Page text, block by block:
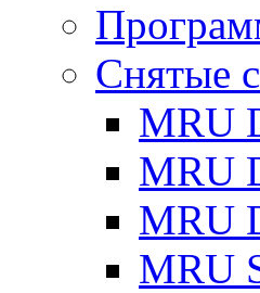
Снятые
MRU
MRU
MRU
MRU